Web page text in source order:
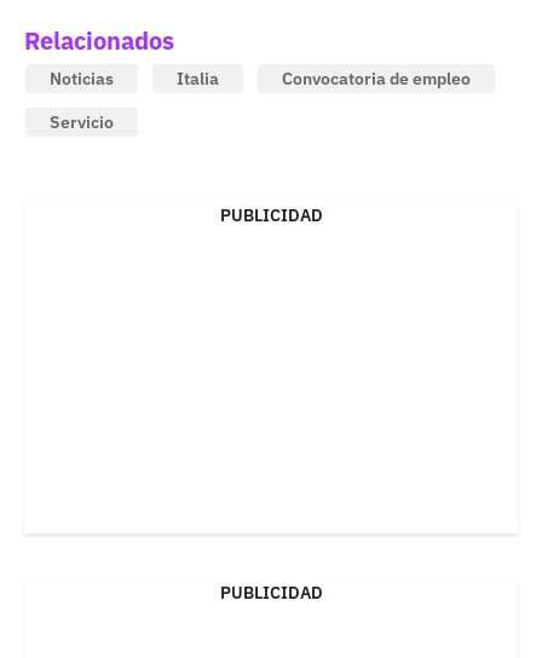
Relacionados
Noticias Italia
Convocatoria de empleo
Servicio
PUBLICIDAD
PUBLICIDAD